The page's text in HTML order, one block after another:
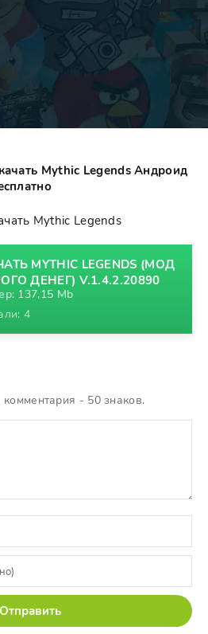
Mythic Legends Андроид
Mythic Legends
MYTHIC LEGENDS (МОД
ДЕНЕГ) V.1.4.2.20890
137,15 Mb
4
- 50 знаков.
Отправить